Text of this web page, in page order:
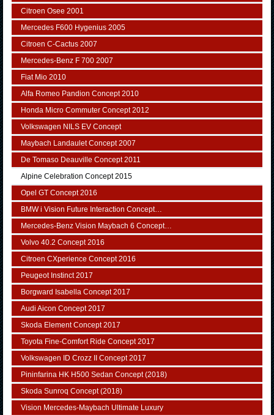
Citroen Osee 2001
Mercedes F600 Hygenius 2005
Citroen C-Cactus 2007
Mercedes-Benz F 700 2007
Fiat Mio 2010
Alfa Romeo Pandion Concept 2010
Honda Micro Commuter Concept 2012
Volkswagen NILS EV Concept
Maybach Landaulet Concept 2007
De Tomaso Deauville Concept 2011
Alpine Celebration Concept 2015
Opel GT Concept 2016
BMW i Vision Future Interaction Concept…
Mercedes-Benz Vision Maybach 6 Concept…
Volvo 40.2 Concept 2016
Citroen CXperience Concept 2016
Peugeot Instinct 2017
Borgward Isabella Concept 2017
Audi Aicon Concept 2017
Skoda Element Concept 2017
Toyota Fine-Comfort Ride Concept 2017
Volkswagen ID Crozz II Concept 2017
Pininfarina HK H500 Sedan Concept (2018)
Skoda Sunroq Concept (2018)
Vision Mercedes-Maybach Ultimate Luxury